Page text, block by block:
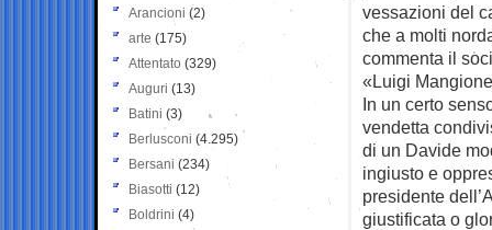
vessazioni del
che a molti
commenta il
«Luigi
In un certo
vendetta
di un Davide
ingiusto e
presidente
giustificata o
Arancioni (2)
arte (175)
Attentato (329)
Auguri (13)
Batini (3)
Berlusconi (4.295)
Bersani (234)
Biasotti (12)
Boldrini (4)